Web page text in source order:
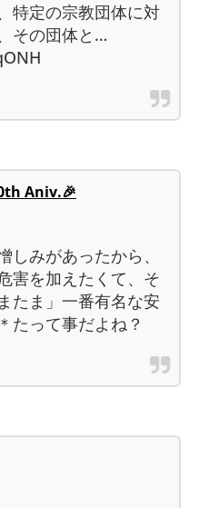
特定の宗教団体に対
その団体と…
Aniv.🎉
みがあったから、
害を加えたくて、そ
たま」一番有名な安
たって事だよね？